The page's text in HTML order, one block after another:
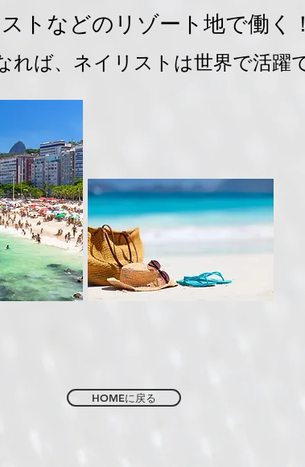
トなどのリゾート地で働く
ば、ネイリストは世界で活躍
HOMEに戻る